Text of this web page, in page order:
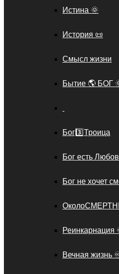
Истина 🌞
История 📜
Смысл жизни
Бытие 🌎 БОГ
Бог3️⃣Троица
Бог есть
Бог не хочет
Реинкарнация
Вечная жизнь